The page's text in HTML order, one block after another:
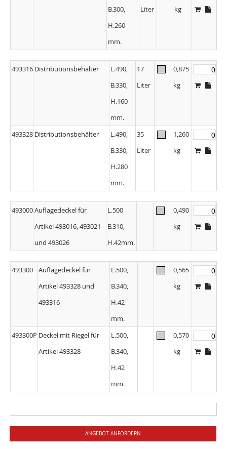
B.300,
H.260
mm.
Liter
kg
493316 Distributionsbehälter
L.490,
B.330,
H.160
mm.
17
Liter
0,875
kg
493328 Distributionsbehälter
L.490,
B.330,
H.280
mm.
35
Liter
1,260
kg
493000Auflagedeckel für
Artikel 493016, 493021
und 493026
L.500
B.310,
H.42mm.
0,490
kg
493300
Auflagedeckel für
Artikel 493328 und
493316
L.500,
B.340,
H.42
mm.
0,565
kg
493300P Deckel mit Riegel für
Artikel 493328
L.500,
B.340,
H.42
mm.
0,570
kg
ANGEBOT ANFORDERN